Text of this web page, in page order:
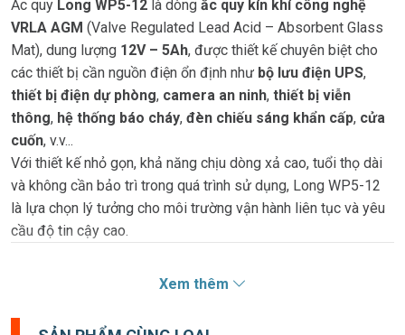
Ắc quy Long WP5-12 là dòng ắc quy kín khí công nghệ
VRLA AGM (Valve Regulated Lead Acid – Absorbent Glass
Mat), dung lượng 12V – 5Ah, được thiết kế chuyên biệt cho
các thiết bị cần nguồn điện ổn định như bộ lưu điện UPS,
thiết bị điện dự phòng, camera an ninh, thiết bị viễn
thông, hệ thống báo cháy, đèn chiếu sáng khẩn cấp, cửa
cuốn, v.v...
Với thiết kế nhỏ gọn, khả năng chịu dòng xả cao, tuổi thọ dài
và không cần bảo trì trong quá trình sử dụng, Long WP5-12
là lựa chọn lý tưởng cho môi trường vận hành liên tục và yêu
cầu độ tin cậy cao.
Xem thêm